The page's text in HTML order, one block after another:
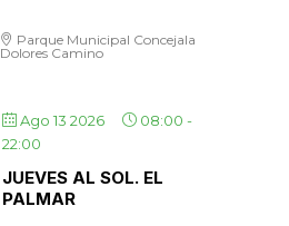
Parque Municipal Concejala
Dolores Camino
Ago 13 2026 08:00 -
22:00
JUEVES AL SOL. EL
PALMAR